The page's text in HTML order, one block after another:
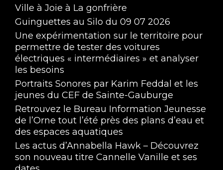
Ville à Joie à La gonfrière
Guinguettes au Silo du 09 07 2026
Une expérimentation sur le territoire pour
permettre de tester des voitures
électriques « intermédiaires » et analyser
les besoins
Portraits Sonores par Karim Feddal et les
jeunes du CEF de Sainte-Gauburge
Retrouvez le Bureau Information Jeunesse
de l’Orne tout l’été près des plans d’eau et
des espaces aquatiques
Les actus d’Annabella Hawk – Découvrez
son nouveau titre Cannelle Vanille et ses